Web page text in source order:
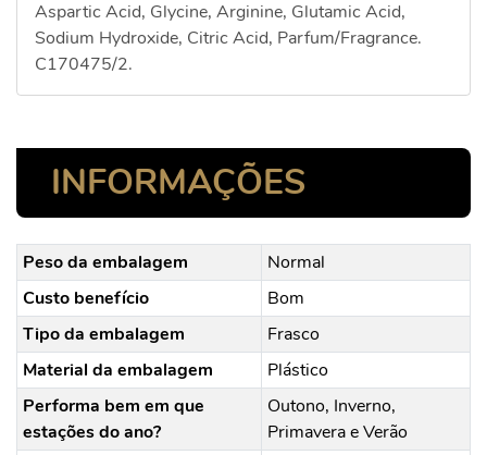
Aspartic Acid, Glycine, Arginine, Glutamic Acid,
Sodium Hydroxide, Citric Acid, Parfum/Fragrance.
C170475/2.
INFORMAÇÕES
Peso da embalagem
Normal
Custo benefício
Bom
Tipo da embalagem
Frasco
Material da embalagem
Plástico
Performa bem em que
estações do ano?
Outono, Inverno,
Primavera e Verão